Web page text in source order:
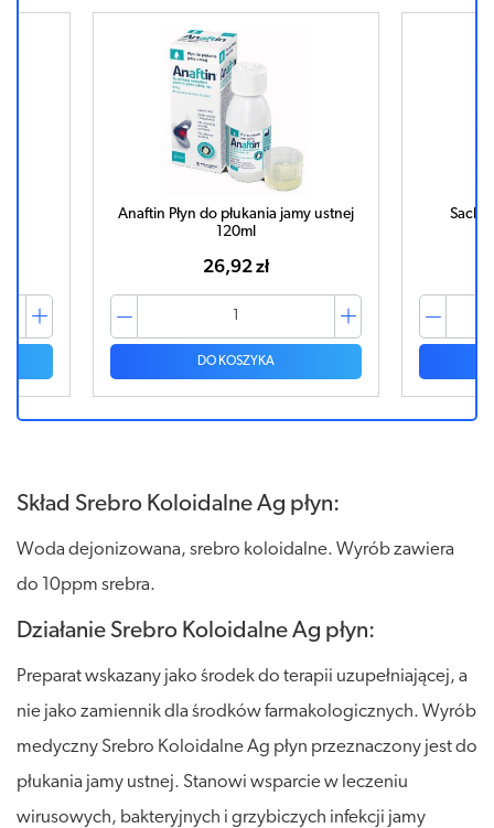
Anaftin Płyn do płukania jamy ustnej
120ml
26,92 zł
DO KOSZYKA
Skład Srebro Koloidalne Ag płyn:
Woda dejonizowana, srebro koloidalne. Wyrób zawiera
do 10ppm srebra.
Działanie Srebro Koloidalne Ag płyn:
Preparat wskazany jako środek do terapii uzupełniającej, a
nie jako zamiennik dla środków farmakologicznych. Wyrób
medyczny Srebro Koloidalne Ag płyn przeznaczony jest do
płukania jamy ustnej. Stanowi wsparcie w leczeniu
wirusowych, bakteryjnych i grzybiczych infekcji jamy